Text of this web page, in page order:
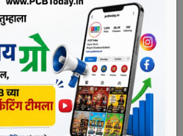
2022 2:27 pm
1 Min Read
– पिंपरी-चिंचवडकरांची तहान भागविणा-या
केवळ 21.82 टक्के पाणीसाठा आहे. जुलैच्या
हा पाणीसाठा आहे. पण, पावसाने ओढ